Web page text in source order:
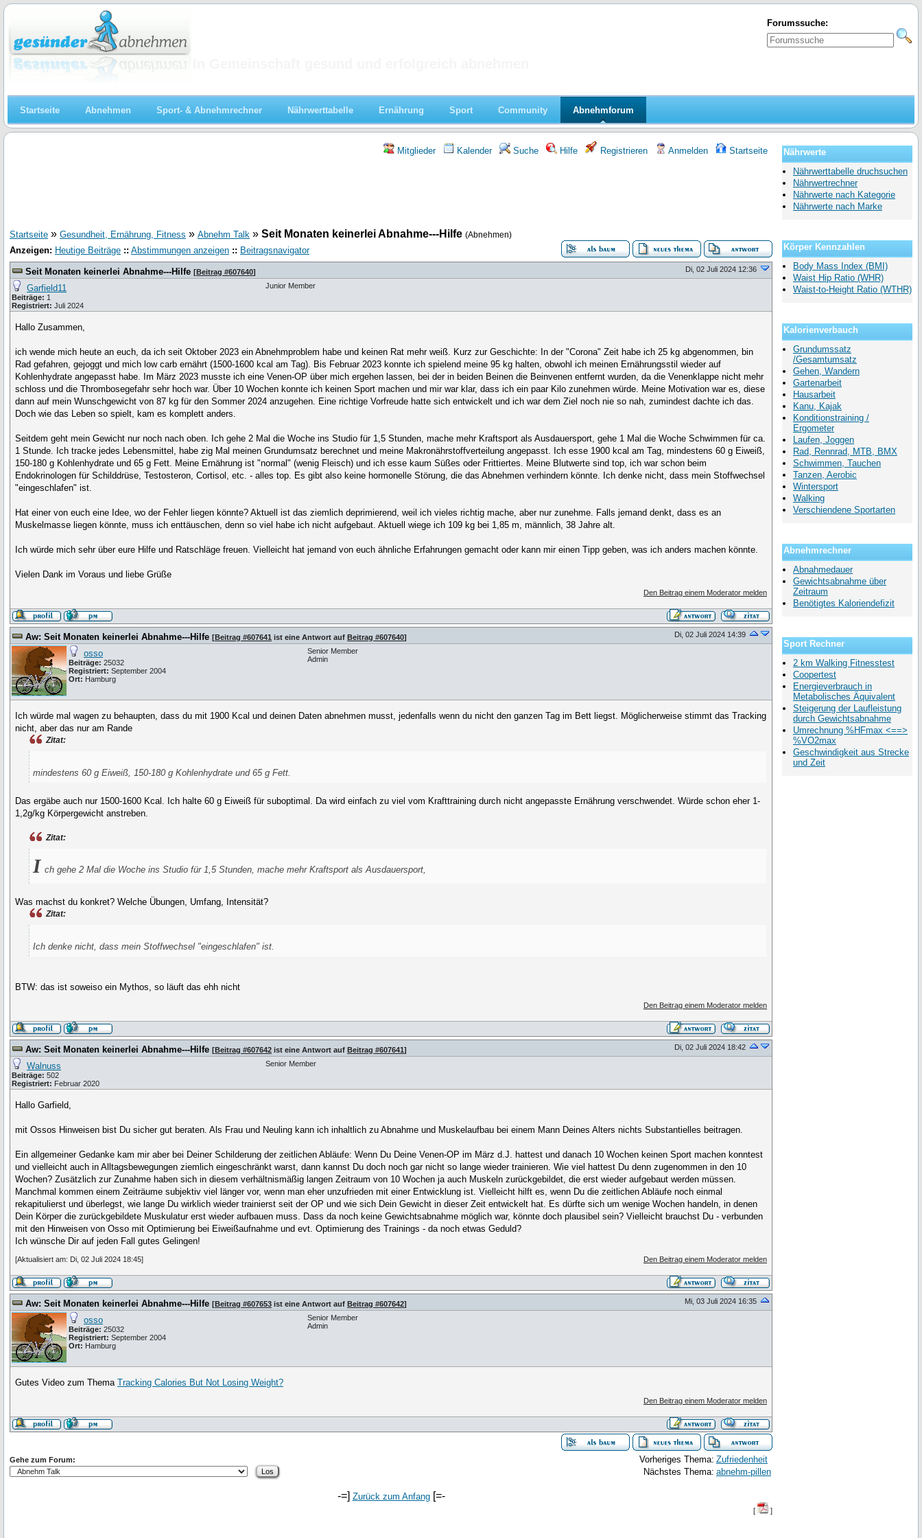
Forumssuche:
Startseite Abnehmen Sport- & Abnehmrechner Nährwerttabelle Ernährung Sport Community Abnehmforum
Mitglieder Kalender Suche Hilfe Registrieren Anmelden Startseite
Startseite » Gesundheit, Ernährung, Fitness » Abnehm Talk » Seit Monaten keinerlei Abnahme---Hilfe (Abnehmen)
Anzeigen: Heutige Beiträge :: Abstimmungen anzeigen :: Beitragsnavigator
Seit Monaten keinerlei Abnahme---Hilfe [Beitrag #607640] Di, 02 Juli 2024 12:36
Garfield11
Beiträge: 1
Registriert: Juli 2024
Junior Member
Hallo Zusammen,
ich wende mich heute an euch, da ich seit Oktober 2023 ein Abnehmproblem habe und keinen Rat mehr weiß. Kurz zur Geschichte: In der "Corona" Zeit habe ich 25 kg abgenommen, bin
Rad gefahren, gejoggt und mich low carb ernährt (1500-1600 kcal am Tag). Bis Februar 2023 konnte ich spielend meine 95 kg halten, obwohl ich meinen Ernährungsstil wieder auf
Kohlenhydrate angepasst habe. Im März 2023 musste ich eine Venen-OP über mich ergehen lassen, bei der in beiden Beinen die Beinvenen entfernt wurden, da die Venenklappe nicht mehr
schloss und die Thrombosegefahr sehr hoch war. Über 10 Wochen konnte ich keinen Sport machen und mir war klar, dass ich ein paar Kilo zunehmen würde. Meine Motivation war es, diese
dann auf mein Wunschgewicht von 87 kg für den Sommer 2024 anzugehen. Eine richtige Vorfreude hatte sich entwickelt und ich war dem Ziel noch nie so nah, zumindest dachte ich das.
Doch wie das Leben so spielt, kam es komplett anders.
Seitdem geht mein Gewicht nur noch nach oben. Ich gehe 2 Mal die Woche ins Studio für 1,5 Stunden, mache mehr Kraftsport als Ausdauersport, gehe 1 Mal die Woche Schwimmen für ca.
1 Stunde. Ich tracke jedes Lebensmittel, habe zig Mal meinen Grundumsatz berechnet und meine Makronährstoffverteilung angepasst. Ich esse 1900 kcal am Tag, mindestens 60 g Eiweiß,
150-180 g Kohlenhydrate und 65 g Fett. Meine Ernährung ist "normal" (wenig Fleisch) und ich esse kaum Süßes oder Frittiertes. Meine Blutwerte sind top, ich war schon beim
Endokrinologen für Schilddrüse, Testosteron, Cortisol, etc. - alles top. Es gibt also keine hormonelle Störung, die das Abnehmen verhindern könnte. Ich denke nicht, dass mein Stoffwechsel
"eingeschlafen" ist.
Hat einer von euch eine Idee, wo der Fehler liegen könnte? Aktuell ist das ziemlich deprimierend, weil ich vieles richtig mache, aber nur zunehme. Falls jemand denkt, dass es an
Muskelmasse liegen könnte, muss ich enttäuschen, denn so viel habe ich nicht aufgebaut. Aktuell wiege ich 109 kg bei 1,85 m, männlich, 38 Jahre alt.
Ich würde mich sehr über eure Hilfe und Ratschläge freuen. Vielleicht hat jemand von euch ähnliche Erfahrungen gemacht oder kann mir einen Tipp geben, was ich anders machen könnte.
Vielen Dank im Voraus und liebe Grüße
Den Beitrag einem Moderator melden
Aw: Seit Monaten keinerlei Abnahme---Hilfe [Beitrag #607641 ist eine Antwort auf Beitrag #607640] Di, 02 Juli 2024 14:39
osso
Beiträge: 25032
Registriert: September 2004
Ort: Hamburg
Senior Member
Admin
Ich würde mal wagen zu behaupten, dass du mit 1900 Kcal und deinen Daten abnehmen musst, jedenfalls wenn du nicht den ganzen Tag im Bett liegst. Möglicherweise stimmt das Tracking
nicht, aber das nur am Rande
Zitat:
mindestens 60 g Eiweiß, 150-180 g Kohlenhydrate und 65 g Fett.
Das ergäbe auch nur 1500-1600 Kcal. Ich halte 60 g Eiweiß für suboptimal. Da wird einfach zu viel vom Krafttraining durch nicht angepasste Ernährung verschwendet. Würde schon eher 1-
1,2g/kg Körpergewicht anstreben.
Zitat:
I ch gehe 2 Mal die Woche ins Studio für 1,5 Stunden, mache mehr Kraftsport als Ausdauersport,
Was machst du konkret? Welche Übungen, Umfang, Intensität?
Zitat:
Ich denke nicht, dass mein Stoffwechsel "eingeschlafen" ist.
BTW: das ist soweiso ein Mythos, so läuft das ehh nicht
Den Beitrag einem Moderator melden
Aw: Seit Monaten keinerlei Abnahme---Hilfe [Beitrag #607642 ist eine Antwort auf Beitrag #607641 ] Di, 02 Juli 2024 18:42
Walnuss
Beiträge: 502
Registriert: Februar 2020
Senior Member
Hallo Garfield,
mit Ossos Hinweisen bist Du sicher gut beraten. Als Frau und Neuling kann ich inhaltlich zu Abnahme und Muskelaufbau bei einem Mann Deines Alters nichts Substantielles beitragen.
Ein allgemeiner Gedanke kam mir aber bei Deiner Schilderung der zeitlichen Abläufe: Wenn Du Deine Venen-OP im März d.J. hattest und danach 10 Wochen keinen Sport machen konntest
und vielleicht auch in Alltagsbewegungen ziemlich eingeschränkt warst, dann kannst Du doch noch gar nicht so lange wieder trainieren. Wie viel hattest Du denn zugenommen in den 10
Wochen? Zusätzlich zur Zunahme haben sich in diesem verhältnismäßig langen Zeitraum von 10 Wochen ja auch Muskeln zurückgebildet, die erst wieder aufgebaut werden müssen.
Manchmal kommen einem Zeiträume subjektiv viel länger vor, wenn man eher unzufrieden mit einer Entwicklung ist. Vielleicht hilft es, wenn Du die zeitlichen Abläufe noch einmal
rekapitulierst und überlegst, wie lange Du wirklich wieder trainierst seit der OP und wie sich Dein Gewicht in dieser Zeit entwickelt hat. Es dürfte sich um wenige Wochen handeln, in denen
Dein Körper die zurückgebildete Muskulatur erst wieder aufbauen muss. Dass da noch keine Gewichtsabnahme möglich war, könnte doch plausibel sein? Vielleicht brauchst Du - verbunden
mit den Hinweisen von Osso mit Optimierung bei Eiweißaufnahme und evt. Optimierung des Trainings - da noch etwas Geduld?
Ich wünsche Dir auf jeden Fall gutes Gelingen!
[Aktualisiert am: Di, 02 Juli 2024 18:45] Den Beitrag einem Moderator melden
Aw: Seit Monaten keinerlei Abnahme---Hilfe [Beitrag #607653 ist eine Antwort auf Beitrag #607642] Mi, 03 Juli 2024 16:35
osso
Beiträge: 25032
Registriert: September 2004
Ort: Hamburg
Senior Member
Admin
Gutes Video zum ThemaTracking Calories But Not Losing Weight?
Den Beitrag einem Moderator melden
Vorheriges Thema: Zufriedenheit
Nächstes Thema: abnehm-pillen
Gehe zum Forum:
-=] Zurück zum Anfang[=-
[ ]
Nährwerte
Nährwerttabelle druchsuchen
Nährwertrechner
Nährwerte nach Kategorie
Nährwerte nach Marke
Körper Kennzahlen
Body Mass Index (BMI)
Waist Hip Ratio (WHR)
Waist-to-Height Ratio (WTHR)
Kalorienverbauch
Grundumssatz
/Gesamtumsatz
Gehen, Wandern
Gartenarbeit
Hausarbeit
Kanu, Kajak
Konditionstraining /
Ergometer
Laufen, Joggen
Rad, Rennrad, MTB, BMX
Schwimmen, Tauchen
Tanzen, Aerobic
Wintersport
Walking
Verschiendene Sportarten
Abnehmrechner
Abnahmedauer
Gewichtsabnahme über
Zeitraum
Benötigtes Kaloriendefizit
Sport Rechner
2 km Walking Fitnesstest
Coopertest
Energieverbrauch in
Metabolisches Äquivalent
Steigerung der Laufleistung
durch Gewichtsabnahme
Umrechnung %HFmax <==>
%VO2max
Geschwindigkeit aus Strecke
und Zeit